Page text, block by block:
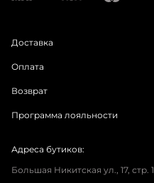
Доставка
Оплата
Возврат
Программа лояльности
Адреса бутиков:
Большая Никитская ул., 17, стр. 1